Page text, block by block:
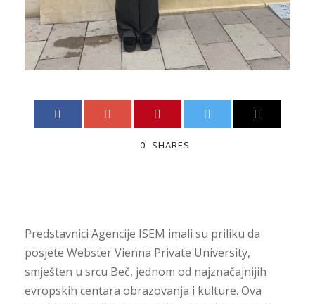
0 SHARES
Predstavnici Agencije ISEM imali su priliku da
posjete Webster Vienna Private University,
smješten u srcu Beč, jednom od najznačajnijih
evropskih centara obrazovanja i kulture. Ova